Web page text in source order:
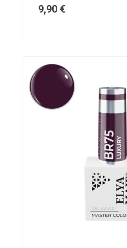
9,90 €